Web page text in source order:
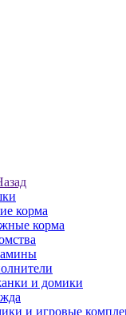
корма
корма
и домики
и игровые